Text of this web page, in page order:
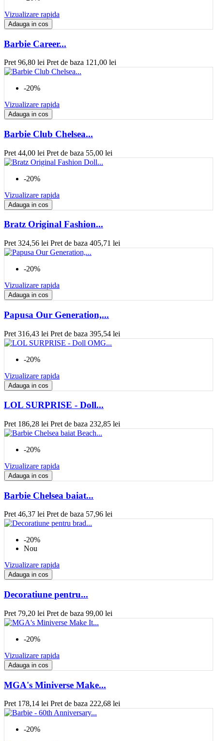
Vizualizare rapida
Adauga in cos
Barbie Career...
Pret 96,80 lei Pret de baza 121,00 lei
-20%
Vizualizare rapida
Adauga in cos
Barbie Club Chelsea...
Pret 44,00 lei Pret de baza 55,00 lei
-20%
Vizualizare rapida
Adauga in cos
Bratz Original Fashion...
Pret 324,56 lei Pret de baza 405,71 lei
-20%
Vizualizare rapida
Adauga in cos
Papusa Our Generation,...
Pret 316,43 lei Pret de baza 395,54 lei
-20%
Vizualizare rapida
Adauga in cos
LOL SURPRISE - Doll...
Pret 186,28 lei Pret de baza 232,85 lei
-20%
Vizualizare rapida
Adauga in cos
Barbie Chelsea baiat...
Pret 46,37 lei Pret de baza 57,96 lei
-20%
Nou
Vizualizare rapida
Adauga in cos
Decoratiune pentru...
Pret 79,20 lei Pret de baza 99,00 lei
-20%
Vizualizare rapida
Adauga in cos
MGA's Miniverse Make...
Pret 178,14 lei Pret de baza 222,68 lei
-20%